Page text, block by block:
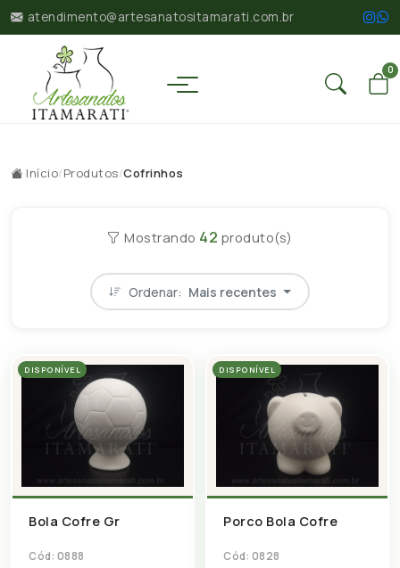
atendimento@artesanatositamarati.com.br
0
Início/Produtos/Cofrinhos
Mostrando 42 produto(s)
Ordenar: Mais recentes
DISPONÍVEL
Bola Cofre Gr
Cód: 0888
DISPONÍVEL
Porco Bola Cofre
Cód: 0828